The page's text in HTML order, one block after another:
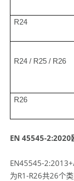
R24
R24 / R25 / R26
R26
EN 45545-2:2020
EN45545-
为R1-R26共26个类